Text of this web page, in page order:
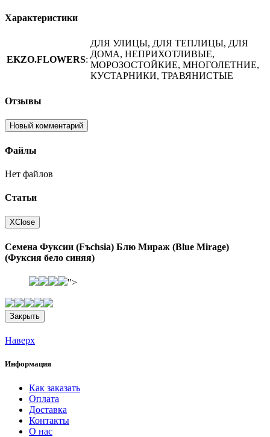
Характеристики
EKZO.FLOWERS:
ДЛЯ УЛИЦЫ, ДЛЯ ТЕПЛИЦЫ, ДЛЯ
ДОМА, НЕПРИХОТЛИВЫЕ,
МОРОЗОСТОЙКИЕ, МНОГОЛЕТНИЕ,
КУСТАРНИКИ, ТРАВЯНИСТЫЕ
Отзывы
Новый комментарий
Файлы
Нет файлов
Статьи
XClose
Семена Фуксии (Fъchsia) Блю Мираж (Blue Mirage)
(Фуксия бело синяя)
">
Закрыть
Наверх
Информация
Как заказать
Оплата
Доставка
Контакты
О нас